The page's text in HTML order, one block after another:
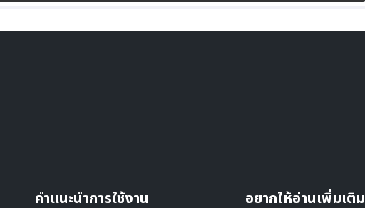
คำแนะนำการใช้งาน อยากให้อ่านเพิ่มเติม